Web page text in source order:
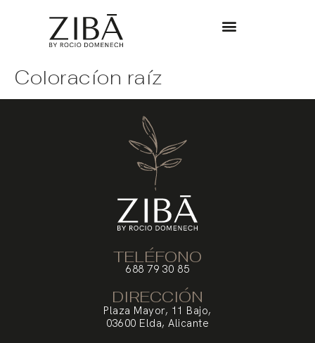
Coloracíon raíz
TELÉFONO
688 79 30 85
DIRECCIÓN
Plaza Mayor, 11 Bajo,
03600 Elda, Alicante